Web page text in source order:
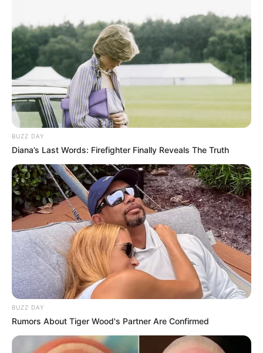
BUZZ DAY
Diana’s Last Words: Firefighter Finally Reveals The Truth
BUZZ DAY
Rumors About Tiger Wood's Partner Are Confirmed